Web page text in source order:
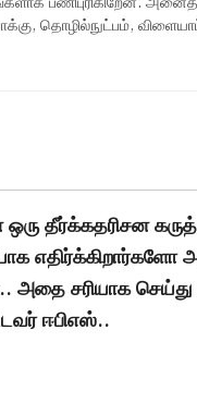
தொழில்நுட்பம்,
தீர்க்கதரிசன
அதை சரியாக
ஈபிஎஸ்..